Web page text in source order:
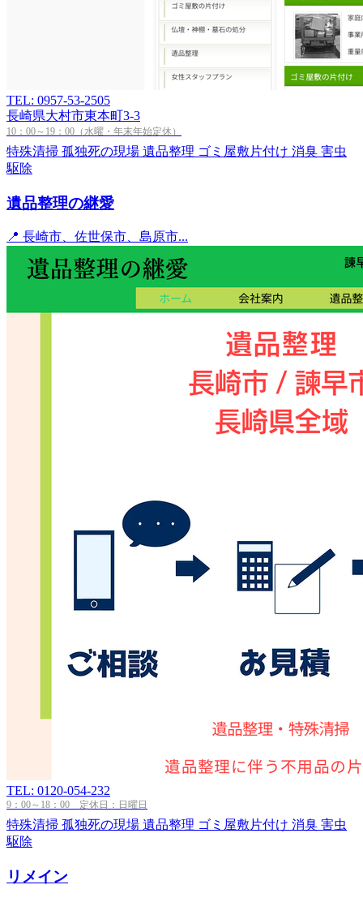
TEL: 0957-53-2505
長崎県大村市東本町3-3
10：00～19：00（水曜・年末年始定休）
特殊清掃 孤独死の現場 遺品整理 ゴミ屋敷片付け 消臭 害虫
駆除
遺品整理の継愛
📍 長崎市、佐世保市、島原市...
TEL: 0120-054-232
9：00～18：00 定休日：日曜日
特殊清掃 孤独死の現場 遺品整理 ゴミ屋敷片付け 消臭 害虫
駆除
リメイン